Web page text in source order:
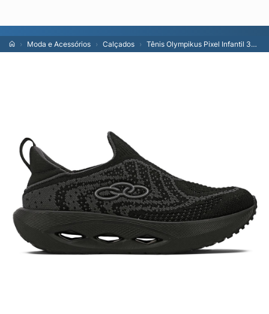
Moda e Acessórios Calçados Tênis Olympikus Pixel Infantil 30 Preto